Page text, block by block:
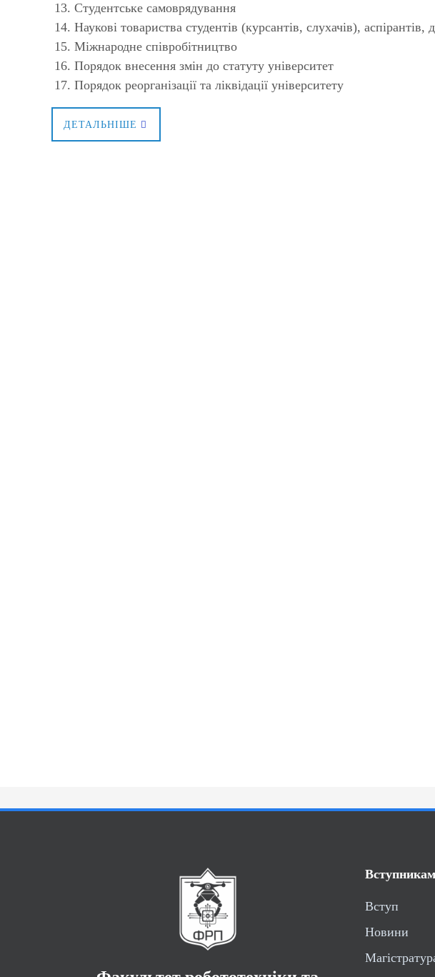
Студентське самоврядування
Наукові товариства студентів (курсантів, слухачів),
Міжнародне співробітництво
Порядок внесення змін до статуту університет
Порядок реорганізації та ліквідації університету
ДЕТАЛЬНІШЕ
Вступникам
Вступ
Новини